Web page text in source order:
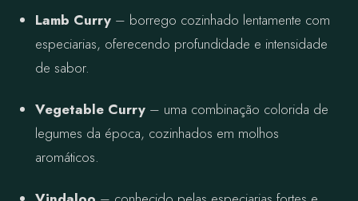
Lamb Curry – borrego cozinhado lentamente com
especiarias, oferecendo profundidade e intensidade
de sabor.
Vegetable Curry – uma combinação colorida de
legumes da época, cozinhados em molhos
aromáticos.